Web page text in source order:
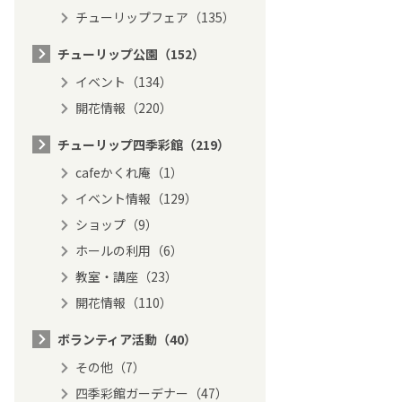
チューリップフェア（135）
チューリップ公園（152）
イベント（134）
開花情報（220）
チューリップ四季彩館（219）
cafeかくれ庵（1）
イベント情報（129）
ショップ（9）
ホールの利用（6）
教室・講座（23）
開花情報（110）
ボランティア活動（40）
その他（7）
四季彩館ガーデナー（47）